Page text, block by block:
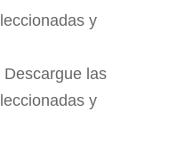
y
Descargue las
y